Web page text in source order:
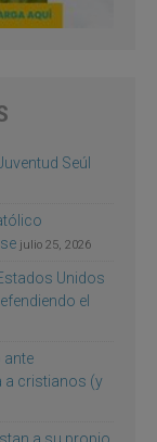
Seúl
julio 25, 2026
Unidos
el
ante
a cristianos (y